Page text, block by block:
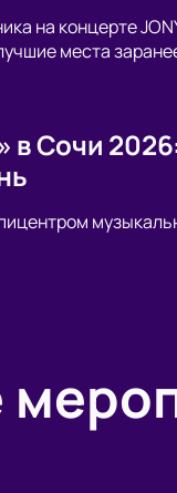
на концерте
места
Сочи